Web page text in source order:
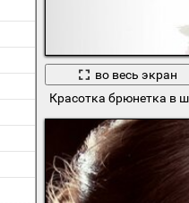
во весь экран
Красотка брюнетка в